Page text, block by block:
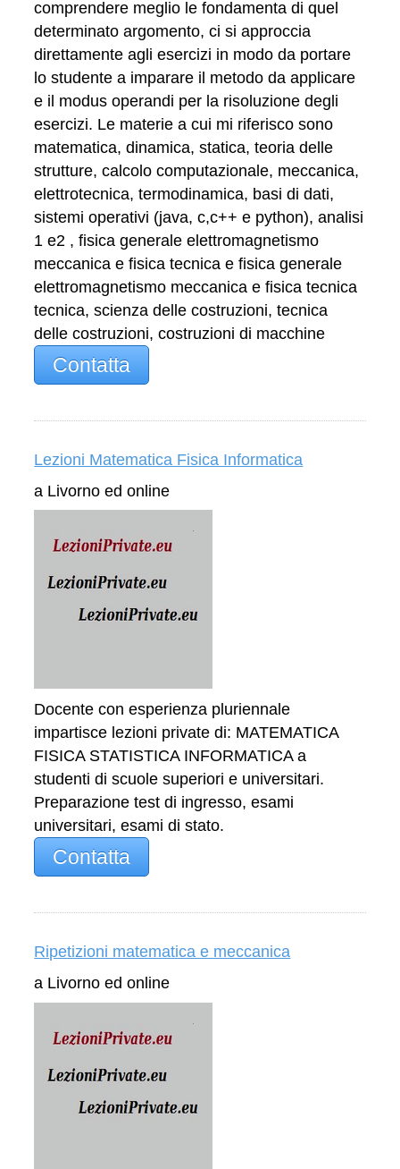
comprendere meglio le fondamenta di quel
determinato argomento, ci si approccia
direttamente agli esercizi in modo da portare
lo studente a imparare il metodo da applicare
e il modus operandi per la risoluzione degli
esercizi. Le materie a cui mi riferisco sono
matematica, dinamica, statica, teoria delle
strutture, calcolo computazionale, meccanica,
elettrotecnica, termodinamica, basi di dati,
sistemi operativi (java, c,c++ e python), analisi
1 e2 , fisica generale elettromagnetismo
meccanica e fisica tecnica e fisica generale
elettromagnetismo meccanica e fisica tecnica
tecnica, scienza delle costruzioni, tecnica
delle costruzioni, costruzioni di macchine
Contatta
Lezioni Matematica Fisica Informatica
a Livorno ed online
Docente con esperienza pluriennale
impartisce lezioni private di: MATEMATICA
FISICA STATISTICA INFORMATICA a
studenti di scuole superiori e universitari.
Preparazione test di ingresso, esami
universitari, esami di stato.
Contatta
Ripetizioni matematica e meccanica
a Livorno ed online